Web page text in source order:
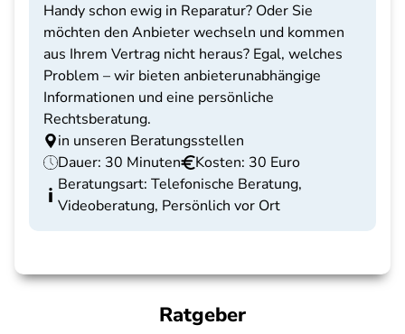
Handy schon ewig in Reparatur? Oder Sie
möchten den Anbieter wechseln und kommen
aus Ihrem Vertrag nicht heraus? Egal, welches
Problem – wir bieten anbieterunabhängige
Informationen und eine persönliche
Rechtsberatung.
in unseren Beratungsstellen
Dauer: 30 Minuten
Kosten: 30 Euro
Beratungsart: Telefonische Beratung,
Videoberatung, Persönlich vor Ort
Ratgeber